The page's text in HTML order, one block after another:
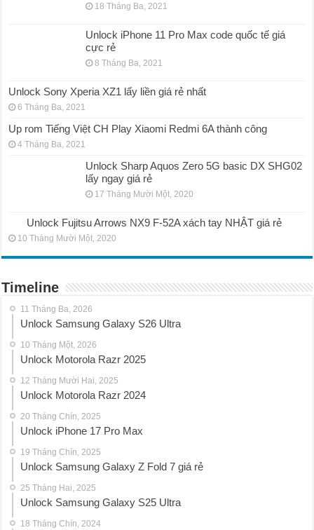
18 Tháng Ba, 2021
Unlock iPhone 11 Pro Max code quốc tế giá
cực rẻ
8 Tháng Ba, 2021
Unlock Sony Xperia XZ1 lấy liền giá rẻ nhất
6 Tháng Ba, 2021
Up rom Tiếng Việt CH Play Xiaomi Redmi 6A thành công
4 Tháng Ba, 2021
Unlock Sharp Aquos Zero 5G basic DX SHG02
lấy ngay giá rẻ
17 Tháng Mười Một, 2020
Unlock Fujitsu Arrows NX9 F-52A xách tay NHẬT giá rẻ
10 Tháng Mười Một, 2020
Timeline
11 Tháng Ba, 2026
Unlock Samsung Galaxy S26 Ultra
10 Tháng Một, 2026
Unlock Motorola Razr 2025
12 Tháng Mười Hai, 2025
Unlock Motorola Razr 2024
20 Tháng Chín, 2025
Unlock iPhone 17 Pro Max
19 Tháng Chín, 2025
Unlock Samsung Galaxy Z Fold 7 giá rẻ
25 Tháng Hai, 2025
Unlock Samsung Galaxy S25 Ultra
18 Tháng Chín, 2024